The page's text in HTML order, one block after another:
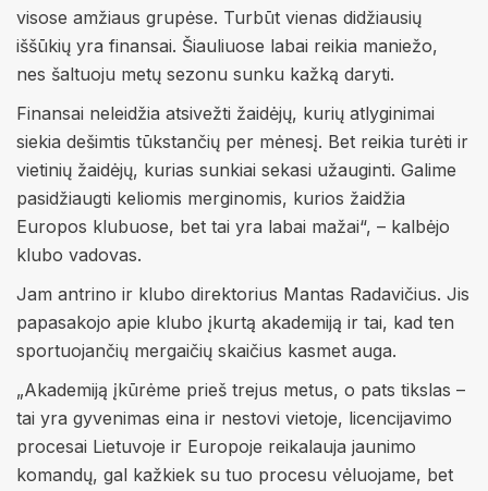
visose amžiaus grupėse. Turbūt vienas didžiausių
iššūkių yra finansai. Šiauliuose labai reikia maniežo,
nes šaltuoju metų sezonu sunku kažką daryti.
Finansai neleidžia atsivežti žaidėjų, kurių atlyginimai
siekia dešimtis tūkstančių per mėnesį. Bet reikia turėti ir
vietinių žaidėjų, kurias sunkiai sekasi užauginti. Galime
pasidžiaugti keliomis merginomis, kurios žaidžia
Europos klubuose, bet tai yra labai mažai“, – kalbėjo
klubo vadovas.
Jam antrino ir klubo direktorius Mantas Radavičius. Jis
papasakojo apie klubo įkurtą akademiją ir tai, kad ten
sportuojančių mergaičių skaičius kasmet auga.
„Akademiją įkūrėme prieš trejus metus, o pats tikslas –
tai yra gyvenimas eina ir nestovi vietoje, licencijavimo
procesai Lietuvoje ir Europoje reikalauja jaunimo
komandų, gal kažkiek su tuo procesu vėluojame, bet